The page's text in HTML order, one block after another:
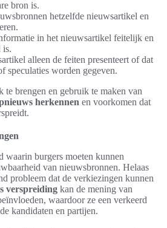
bron is.
hetzelfde nieuwsartikel en
in het nieuwsartikel feitelijk en
is.
alleen de feiten presenteert of dat
speculaties worden gegeven.
brengen en gebruik te maken van
herkennen en voorkomen dat
waarin burgers moeten kunnen
van nieuwsbronnen. Helaas
probleem dat de verkiezingen kunnen
verspreiding kan de mening van
waardoor ze een verkeerd
kandidaten en partijen.